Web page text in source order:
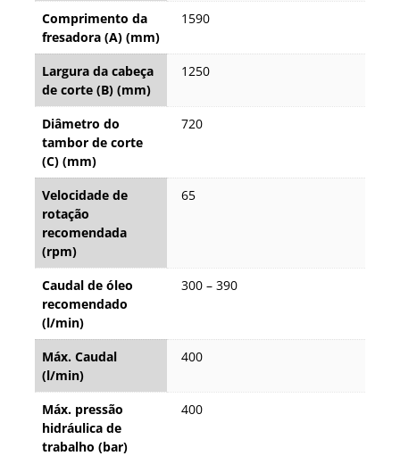
Comprimento da
fresadora (A) (mm)
1590
Largura da cabeça
de corte (B) (mm)
1250
Diâmetro do
tambor de corte
(C) (mm)
720
Velocidade de
rotação
recomendada
(rpm)
65
Caudal de óleo
recomendado
(l/min)
300 – 390
Máx. Caudal
(l/min)
400
Máx. pressão
hidráulica de
trabalho (bar)
400